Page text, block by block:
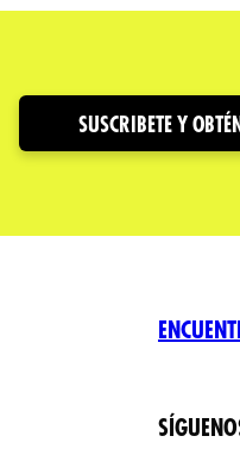
SUSCRIBETE Y